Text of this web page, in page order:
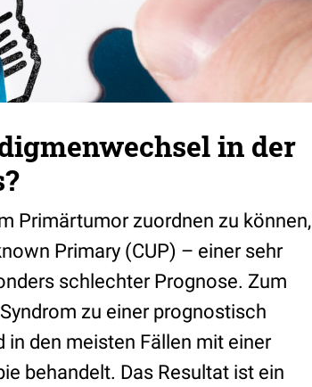
in der
Primärtumor zuordnen zu können,
Primary (CUP) – einer sehr
schlechter Prognose. Zum
zu einer prognostisch
in den meisten Fällen mit einer
behandelt. Das Resultat ist ein